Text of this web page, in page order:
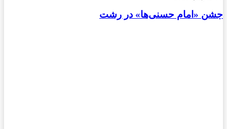
جشن «امام حسنی‌ها» در رشت